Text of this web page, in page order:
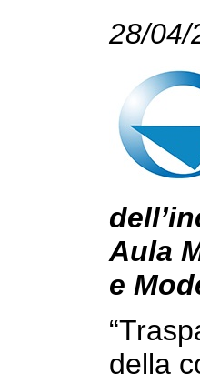
28/04/
Aula
e
della